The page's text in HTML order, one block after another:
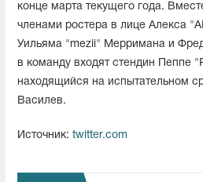
конце марта текущего года.
членами ростера в лице Алекса
Уильяма "mezii⁠" Мерримана и
в команду входят стендин Пеппе
находящийся на испытательном
Василев.
Источник: twitter.com